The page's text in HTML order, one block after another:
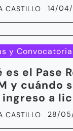
CASTILLO 14/
y
es el Pase
y cuándo
ingreso a
CASTILLO 28/